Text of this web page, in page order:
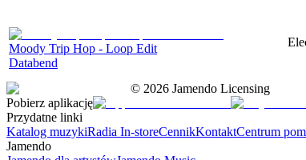
Moody Trip Hop - Loop Edit
Databend
© 2026 Jamendo Licensing
Pobierz aplikację
Przydatne linki
Katalog muzykiRadia In-storeCennikKontaktCentrum
Jamendo